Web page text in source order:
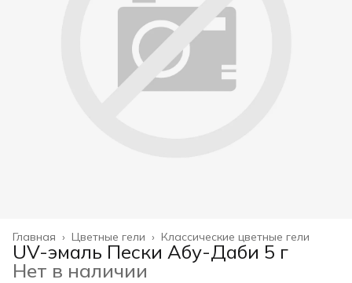
Классические цветные гели
Цветные гели ›
Главная ›
UV-эмаль Пески Абу-Даби 5 г
Нет в наличии